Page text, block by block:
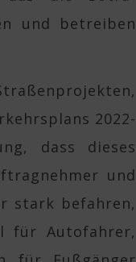
und betreiben
2022-
dass dieses
und
stark befahren,
für Autofahrer,